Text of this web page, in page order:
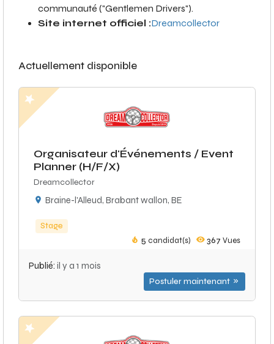
communauté ("Gentlemen Drivers").
Site internet officiel :Dreamcollector
Actuellement disponible
Organisateur d'Événements / Event
Planner (H/F/X)
Dreamcollector
Braine-l'Alleud, Brabant wallon, BE
Stage
5 candidat(s) 367 Vues
Publié: il y a 1 mois
Postuler maintenant